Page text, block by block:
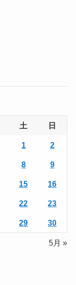
土 日
1 2
8 9
15 16
22 23
29 30
5月 »